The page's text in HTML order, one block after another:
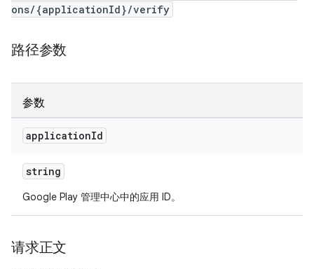
ons/{applicationId}/verify
路径参数
参数
applicationId
string
Google Play 管理中心中的应用 ID。
请求正文